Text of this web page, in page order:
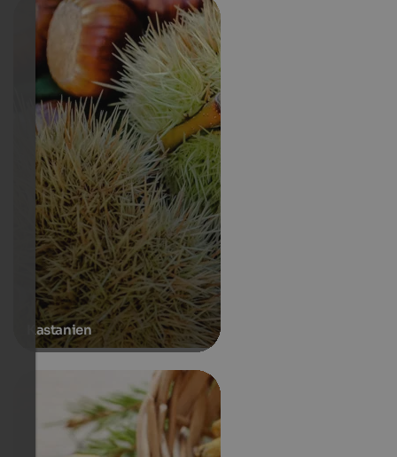
Kastanien